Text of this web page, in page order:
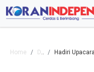
Home Daerah Hadiri Upacara Hari Bela